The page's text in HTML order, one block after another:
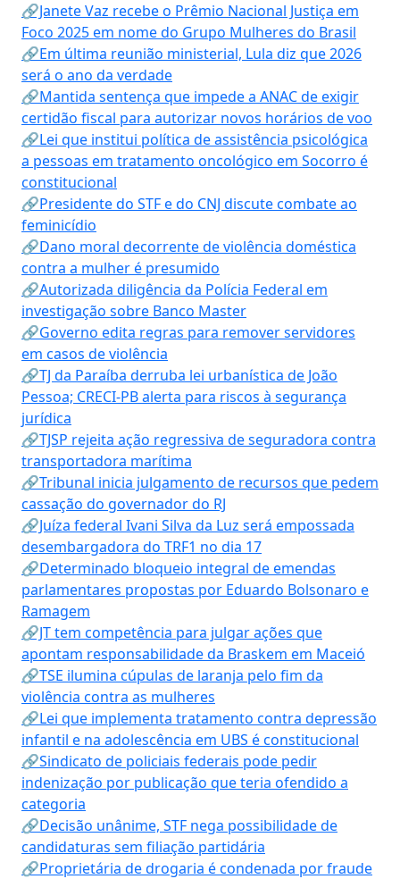
🔗Janete Vaz recebe o Prêmio Nacional Justiça em
Foco 2025 em nome do Grupo Mulheres do Brasil
🔗Em última reunião ministerial, Lula diz que 2026
será o ano da verdade
🔗Mantida sentença que impede a ANAC de exigir
certidão fiscal para autorizar novos horários de voo
🔗Lei que institui política de assistência psicológica
a pessoas em tratamento oncológico em Socorro é
constitucional
🔗Presidente do STF e do CNJ discute combate ao
feminicídio
🔗Dano moral decorrente de violência doméstica
contra a mulher é presumido
🔗Autorizada diligência da Polícia Federal em
investigação sobre Banco Master
🔗Governo edita regras para remover servidores
em casos de violência
🔗TJ da Paraíba derruba lei urbanística de João
Pessoa; CRECI-PB alerta para riscos à segurança
jurídica
🔗TJSP rejeita ação regressiva de seguradora contra
transportadora marítima
🔗Tribunal inicia julgamento de recursos que pedem
cassação do governador do RJ
🔗Juíza federal Ivani Silva da Luz será empossada
desembargadora do TRF1 no dia 17
🔗Determinado bloqueio integral de emendas
parlamentares propostas por Eduardo Bolsonaro e
Ramagem
🔗JT tem competência para julgar ações que
apontam responsabilidade da Braskem em Maceió
🔗TSE ilumina cúpulas de laranja pelo fim da
violência contra as mulheres
🔗Lei que implementa tratamento contra depressão
infantil e na adolescência em UBS é constitucional
🔗Sindicato de policiais federais pode pedir
indenização por publicação que teria ofendido a
categoria
🔗Decisão unânime, STF nega possibilidade de
candidaturas sem filiação partidária
🔗Proprietária de drogaria é condenada por fraude